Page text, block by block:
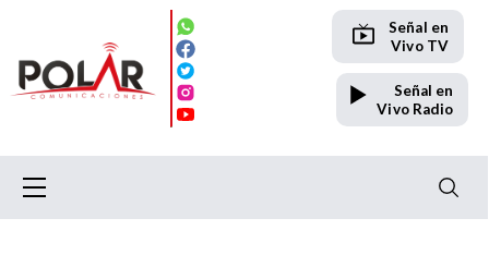
Señal en
Vivo TV
Señal en
Vivo Radio